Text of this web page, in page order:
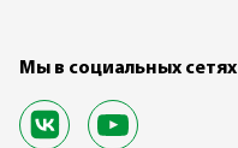
Мы в социальных сетях